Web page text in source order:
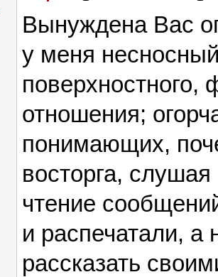
Вынуждена Вас
у меня
поверхностного,
отношения;
понимающих,
восторга,
чтение
и распечатали, а
рассказать